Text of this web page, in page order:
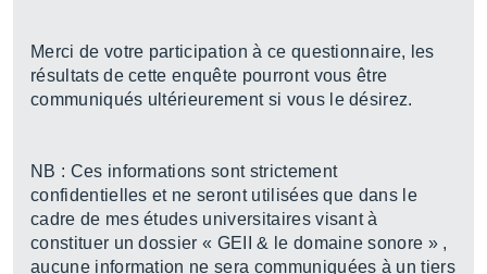
Merci de votre participation à ce questionnaire, les
résultats de cette enquête pourront vous être
communiqués ultérieurement si vous le désirez.
NB : Ces informations sont strictement
confidentielles et ne seront utilisées que dans le
cadre de mes études universitaires visant à
constituer un dossier « GEII & le domaine sonore » ,
aucune information ne sera communiquées à un tiers